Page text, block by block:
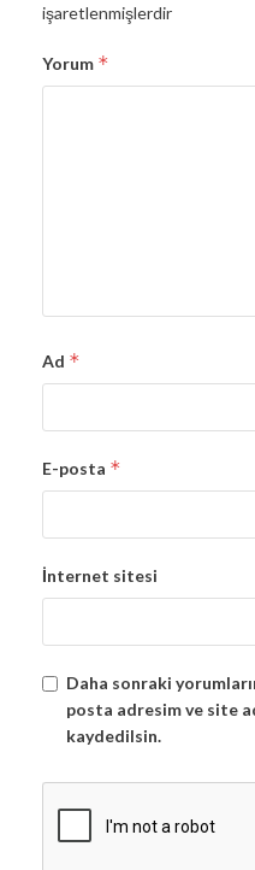
işaretlenmişlerdir
Yorum *
Ad *
E-posta *
İnternet sitesi
Daha sonraki
posta adresim ve site
kaydedilsin.